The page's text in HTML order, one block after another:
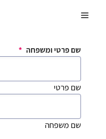
לתוכןMenu טופס
שם פרטי ומשפחה *
שם פרטי
שם משפחה